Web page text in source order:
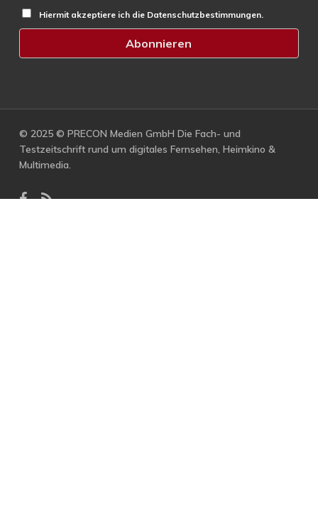
Hiermit akzeptiere ich die Datenschutzbestimmungen.
© 2025 © PRECON Medien GmbH Die Fach- und
Testzeitschrift rund um digitales Fernsehen, Heimkino &
Multimedia.
facebook
RSS